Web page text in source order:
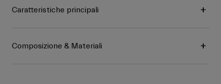
Caratteristiche principali
Composizione & Materiali